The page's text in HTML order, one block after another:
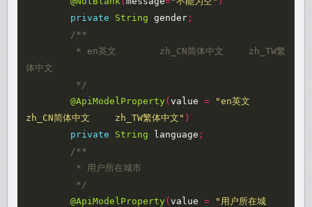
private
String gender ;
/**
体中文
	 */
@ApiModelProperty(value =
"en英文
zh_CN简体中文	zh_TW繁体中文" )
private
String language ;
/**
	 */
@ApiModelProperty(value =
"用户所在城